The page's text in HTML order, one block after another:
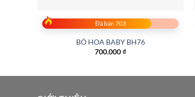
Đã bán 703
BÓ HOA BABY BH76
700.000₫